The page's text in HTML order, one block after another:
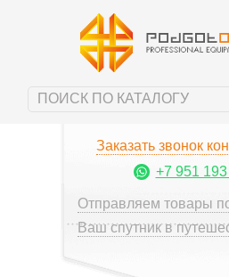
Заказать звонок
+7 951
Отправляем товары
Ваш спутник в